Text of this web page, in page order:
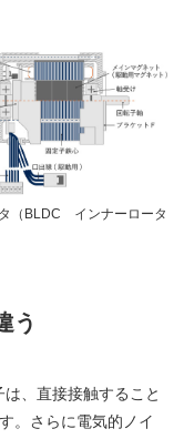
（BLDC インナーロータ
う
、直接接触すること
。さらに電気的ノイ